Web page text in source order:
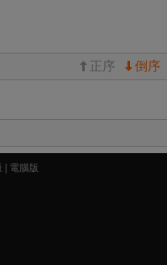
倒序
正序
電腦版